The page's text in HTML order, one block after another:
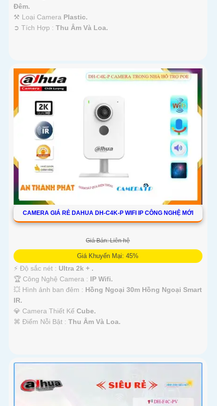
Ðêm.
⚒ Loại Camera Plastic.
️➲ Tích Hợp : Thu Âm Và Loa.
CAMERA GIÁ RẺ DAHUA DH-C4K-P WIFI IP CÔNG NGHỆ MỚI
Giá Bán: Liên hệ
Giá Khuyến Mại: 45%
️⚡ Độ sắc nét : Ultra 2k + .
🏆 Công Nghệ Camera : IP Wifi.
💥 Hình ảnh ban đêm : Hồng Ngoại 30m Hồng Ngoại Smart
IR.
💎 Camera Thiết Kế Cube.
️⌘ Điểm Nỗi Bật : Thu Âm Và Loa.